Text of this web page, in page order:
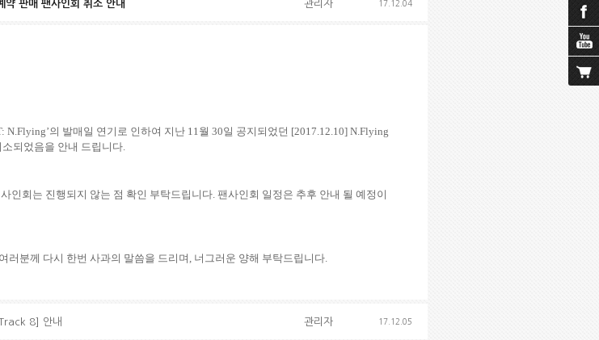
판매 팬사인회 취소 안내 관리자 17.12.04
N.Flying’의 발매일 연기로 인하여 지난 11 월 30일 공지되었던 [2017.12.10] N.Flying
되었음을 안내 드립니다
인회는 진행되지 않는 점 확인 부탁드립니다. 팬사인회 일정은 추후 안내 될 예정이
러분께 다시 한번 사과의 말씀을 드리며 너그러운 양해 부탁드립니다
8] 안내 관리자 17.12.05